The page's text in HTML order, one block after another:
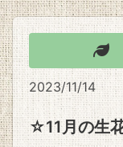
2023/11/14
☆11月の生